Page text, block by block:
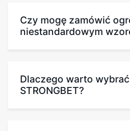
Czy mogę zamówić
niestandardowym
Dlaczego warto wybrać
STRONGBET?